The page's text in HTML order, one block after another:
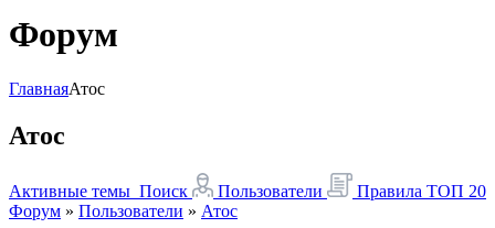
Форум
ГлавнаяАтос
Атос
Активные темы Поиск Пользователи Правила ТОП 20
Форум » Пользователи » Атос